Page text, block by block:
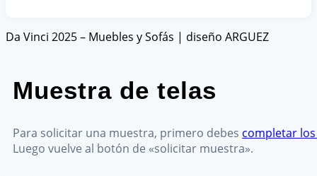
Da Vinci 2025 – Muebles y Sofás | diseño ARGUEZ
Muestra de telas
Para solicitar una muestra, primero debes completar
Luego vuelve al botón de «solicitar muestra».